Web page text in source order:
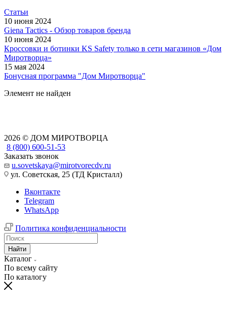
Статьи
10 июня 2024
Giena Tactics - Обзор товаров бренда
10 июня 2024
Кроссовки и ботинки KS Safety только в сети магазинов «Дом
Миротворца»
15 мая 2024
Бонусная программа "Дом Миротворца"
Элемент не найден
2026 © ДОМ МИРОТВОРЦА
8 (800) 600-51-53
Заказать звонок
u.sovetskaya@mirotvorecdv.ru
ул. Советская, 25 (ТД Кристалл)
Вконтакте
Telegram
WhatsApp
Политика конфиденциальности
Найти
Каталог
По всему сайту
По каталогу